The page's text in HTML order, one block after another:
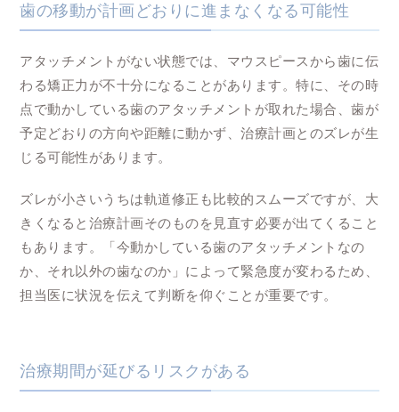
歯の移動が計画どおりに進まなくなる可能性
アタッチメントがない状態では、マウスピースから歯に伝
わる矯正力が不十分になることがあります。特に、その時
点で動かしている歯のアタッチメントが取れた場合、歯が
予定どおりの方向や距離に動かず、治療計画とのズレが生
じる可能性があります。
ズレが小さいうちは軌道修正も比較的スムーズですが、大
きくなると治療計画そのものを見直す必要が出てくること
もあります。「今動かしている歯のアタッチメントなの
か、それ以外の歯なのか」によって緊急度が変わるため、
担当医に状況を伝えて判断を仰ぐことが重要です。
治療期間が延びるリスクがある